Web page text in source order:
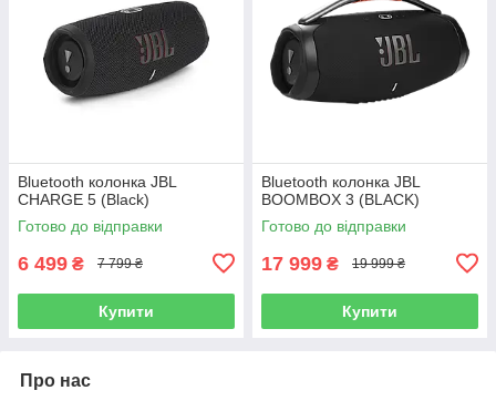
Bluetooth колонка JBL
CHARGE 5 (Black)
Готово до відправки
6 499 ₴ 7 799 ₴
Купити
Bluetooth колонка JBL
BOOMBOX 3 (BLACK)
Готово до відправки
17 999 ₴ 19 999 ₴
Купити
Про нас